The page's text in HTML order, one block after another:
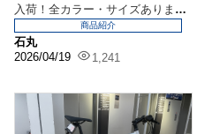
入荷！全カラー・サイズありま
石丸
2026/04/19
1,241
商品紹介